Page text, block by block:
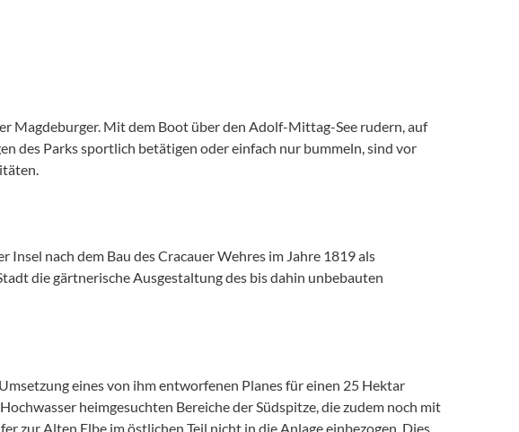
Magdeburger. Mit dem Boot über den Adolf-Mittag-See rudern, auf
des Parks sportlich betätigen oder einfach nur bummeln, sind vor
nach dem Bau des Cracauer Wehres im Jahre 1819 als
die gärtnerische Ausgestaltung des bis dahin unbebauten
eines von ihm entworfenen Planes für einen 25 Hektar
heimgesuchten Bereiche der Südspitze, die zudem noch mit
zur Alten Elbe im östlichen Teil nicht in die Anlage einbezogen. Dies